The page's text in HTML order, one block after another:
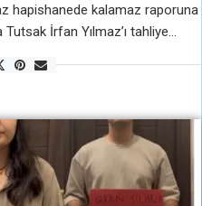
hapishanede kalamaz raporuna
İrfan Yılmaz’ı tahliye
…